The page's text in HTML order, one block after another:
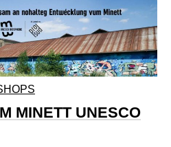
MINETT UNESCO